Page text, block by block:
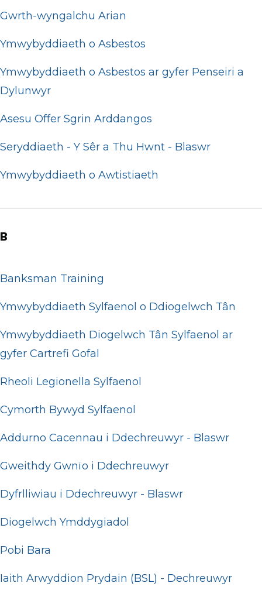
Gwrth-wyngalchu Arian
Ymwybyddiaeth o Asbestos
Ymwybyddiaeth o Asbestos ar gyfer Penseiri a
Dylunwyr
Asesu Offer Sgrin Arddangos
Seryddiaeth - Y Sêr a Thu Hwnt - Blaswr
Ymwybyddiaeth o Awtistiaeth
B
Banksman Training
Ymwybyddiaeth Sylfaenol o Ddiogelwch Tân
Ymwybyddiaeth Diogelwch Tân Sylfaenol ar
gyfer Cartrefi Gofal
Rheoli Legionella Sylfaenol
Cymorth Bywyd Sylfaenol
Addurno Cacennau i Ddechreuwyr - Blaswr
Gweithdy Gwnïo i Ddechreuwyr
Dyfrlliwiau i Ddechreuwyr - Blaswr
Diogelwch Ymddygiadol
Pobi Bara
Iaith Arwyddion Prydain (BSL) - Dechreuwyr